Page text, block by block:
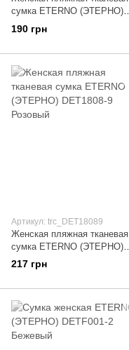
сумка ETERNO (ЭТЕРНО)
DET1808-6 Бежевый
190 грн
Артикул: trc_DET18089
Женская пляжная тканевая
сумка ETERNO (ЭТЕРНО)
DET1808-9 Розовый
217 грн